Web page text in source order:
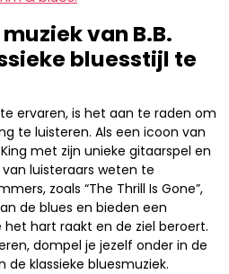
van B.B.
bluesstijl te
ervaren, is het aan te raden om
te luisteren. Als een icoon van
met zijn unieke gitaarspel en
luisteraars weten te
zoals “The Thrill Is Gone”,
de blues en bieden een
hart raakt en de ziel beroert.
dompel je jezelf onder in de
klassieke bluesmuziek.